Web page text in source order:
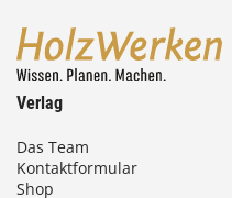
Verlag
Das Team
Kontaktformular
Shop